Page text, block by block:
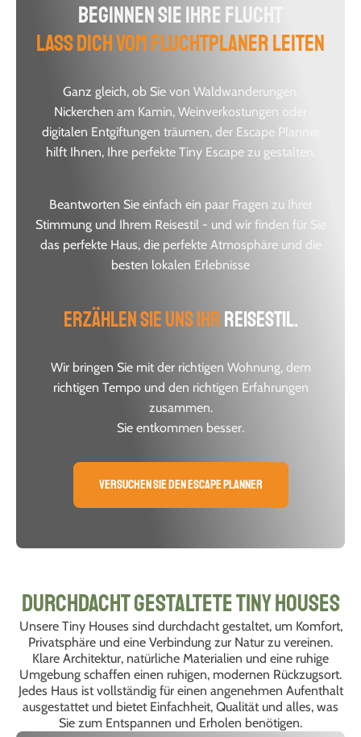
Beginnen Sie Ihre Flucht
Lass dich vom Fluchtplaner leiten
Ganz gleich, ob Sie von Waldwanderungen,
Nickerchen am Kamin, Weinverkostungen oder
digitalen Entgiftungen träumen, der Escape Planner
hilft Ihnen, Ihre perfekte Tiny Escape zu gestalten.
Beantworten Sie einfach ein paar Fragen zu Ihrer
Stimmung und Ihrem Reisestil - und wir finden für Sie
das perfekte Haus, die perfekte Atmosphäre und die
besten lokalen Erlebnisse
Erzählen Sie uns IhrReisestil.
Wir bringen Sie mit der richtigen Wohnung, dem
richtigen Tempo und den richtigen Erfahrungen
zusammen.
Sie entkommen besser.
Versuchen Sie den Escape Planner
Durchdacht gestaltete Tiny Houses
Unsere Tiny Houses sind durchdacht gestaltet, um Komfort,
Privatsphäre und eine Verbindung zur Natur zu vereinen.
Klare Architektur, natürliche Materialien und eine ruhige
Umgebung schaffen einen ruhigen, modernen Rückzugsort.
Jedes Haus ist vollständig für einen angenehmen Aufenthalt
ausgestattet und bietet Einfachheit, Qualität und alles, was
Sie zum Entspannen und Erholen benötigen.